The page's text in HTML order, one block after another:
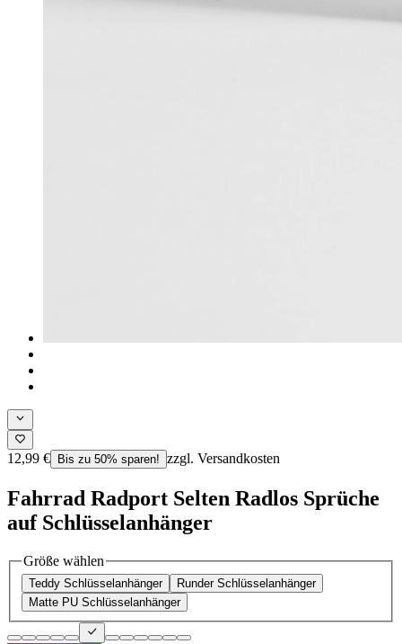
12,99 € Bis zu 50% sparen! zzgl. Versandkosten
Fahrrad Radport Selten Radlos Sprüche
auf Schlüsselanhänger
Größe wählen
Teddy Schlüsselanhänger
Runder Schlüsselanhänger
Matte PU Schlüsselanhänger